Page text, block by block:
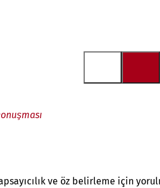
ve öz belirleme için